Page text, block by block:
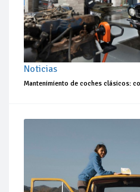
Noticias
Mantenimiento de coches clásicos: